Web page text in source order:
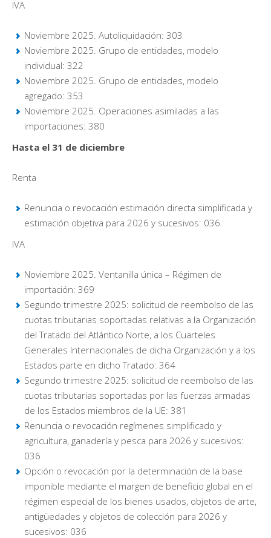
IVA
Noviembre 2025. Autoliquidación: 303
Noviembre 2025. Grupo de entidades, modelo
individual: 322
Noviembre 2025. Grupo de entidades, modelo
agregado: 353
Noviembre 2025. Operaciones asimiladas a las
importaciones: 380
Hasta el 31 de diciembre
Renta
Renuncia o revocación estimación directa simplificada y
estimación objetiva para 2026 y sucesivos: 036
IVA
Noviembre 2025. Ventanilla única – Régimen de
importación: 369
Segundo trimestre 2025: solicitud de reembolso de las
cuotas tributarias soportadas relativas a la Organización
del Tratado del Atlántico Norte, a los Cuarteles
Generales Internacionales de dicha Organización y a los
Estados parte en dicho Tratado: 364
Segundo trimestre 2025: solicitud de reembolso de las
cuotas tributarias soportadas por las fuerzas armadas
de los Estados miembros de la UE: 381
Renuncia o revocación regímenes simplificado y
agricultura, ganadería y pesca para 2026 y sucesivos:
036
Opción o revocación por la determinación de la base
imponible mediante el margen de beneficio global en el
régimen especial de los bienes usados, objetos de arte,
antigüedades y objetos de colección para 2026 y
sucesivos: 036